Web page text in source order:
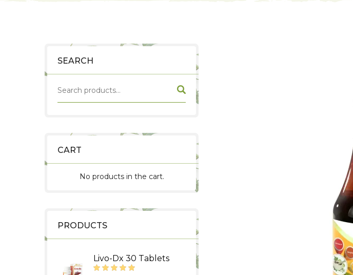
SEARCH
CART
No products in the cart.
PRODUCTS
Livo-Dx 30 Tablets